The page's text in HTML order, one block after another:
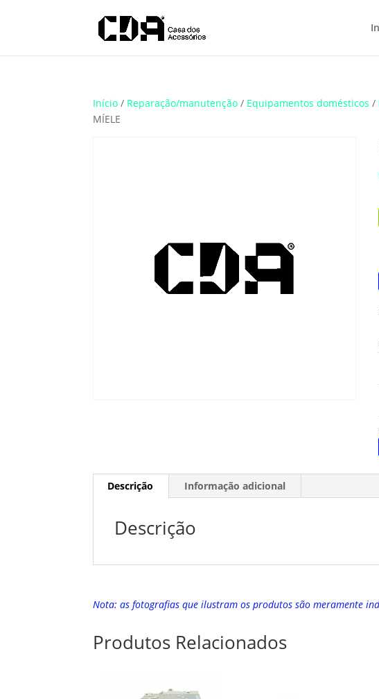
Translate
Início / Reparação/manutenção / Equipamentos domésticos /
MÍELE
Descrição Informação adicional
Descrição
Nota: as fotografias que ilustram os produtos são meramente
Produtos Relacionados